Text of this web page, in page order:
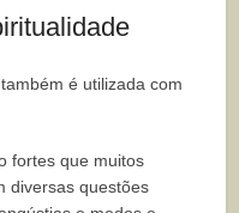
é utilizada com
fortes que muitos
diversas questões